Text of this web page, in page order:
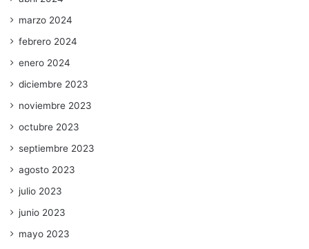
marzo 2024
febrero 2024
enero 2024
diciembre 2023
noviembre 2023
octubre 2023
septiembre 2023
agosto 2023
julio 2023
junio 2023
mayo 2023